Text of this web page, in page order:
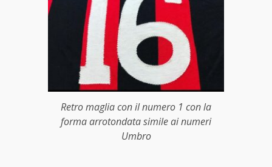
Retro maglia con il numero 1 con la
forma arrotondata simile ai numeri
Umbro